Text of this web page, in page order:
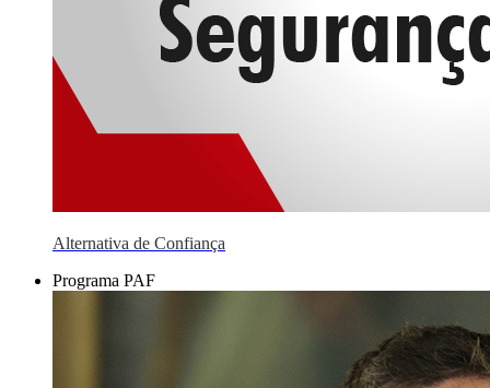
Alternativa de Confiança
Programa PAF